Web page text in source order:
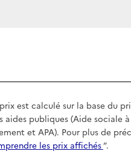
est calculé sur la base du
aides publiques (Aide sociale
et APA). Pour plus de
les prix affichés”.